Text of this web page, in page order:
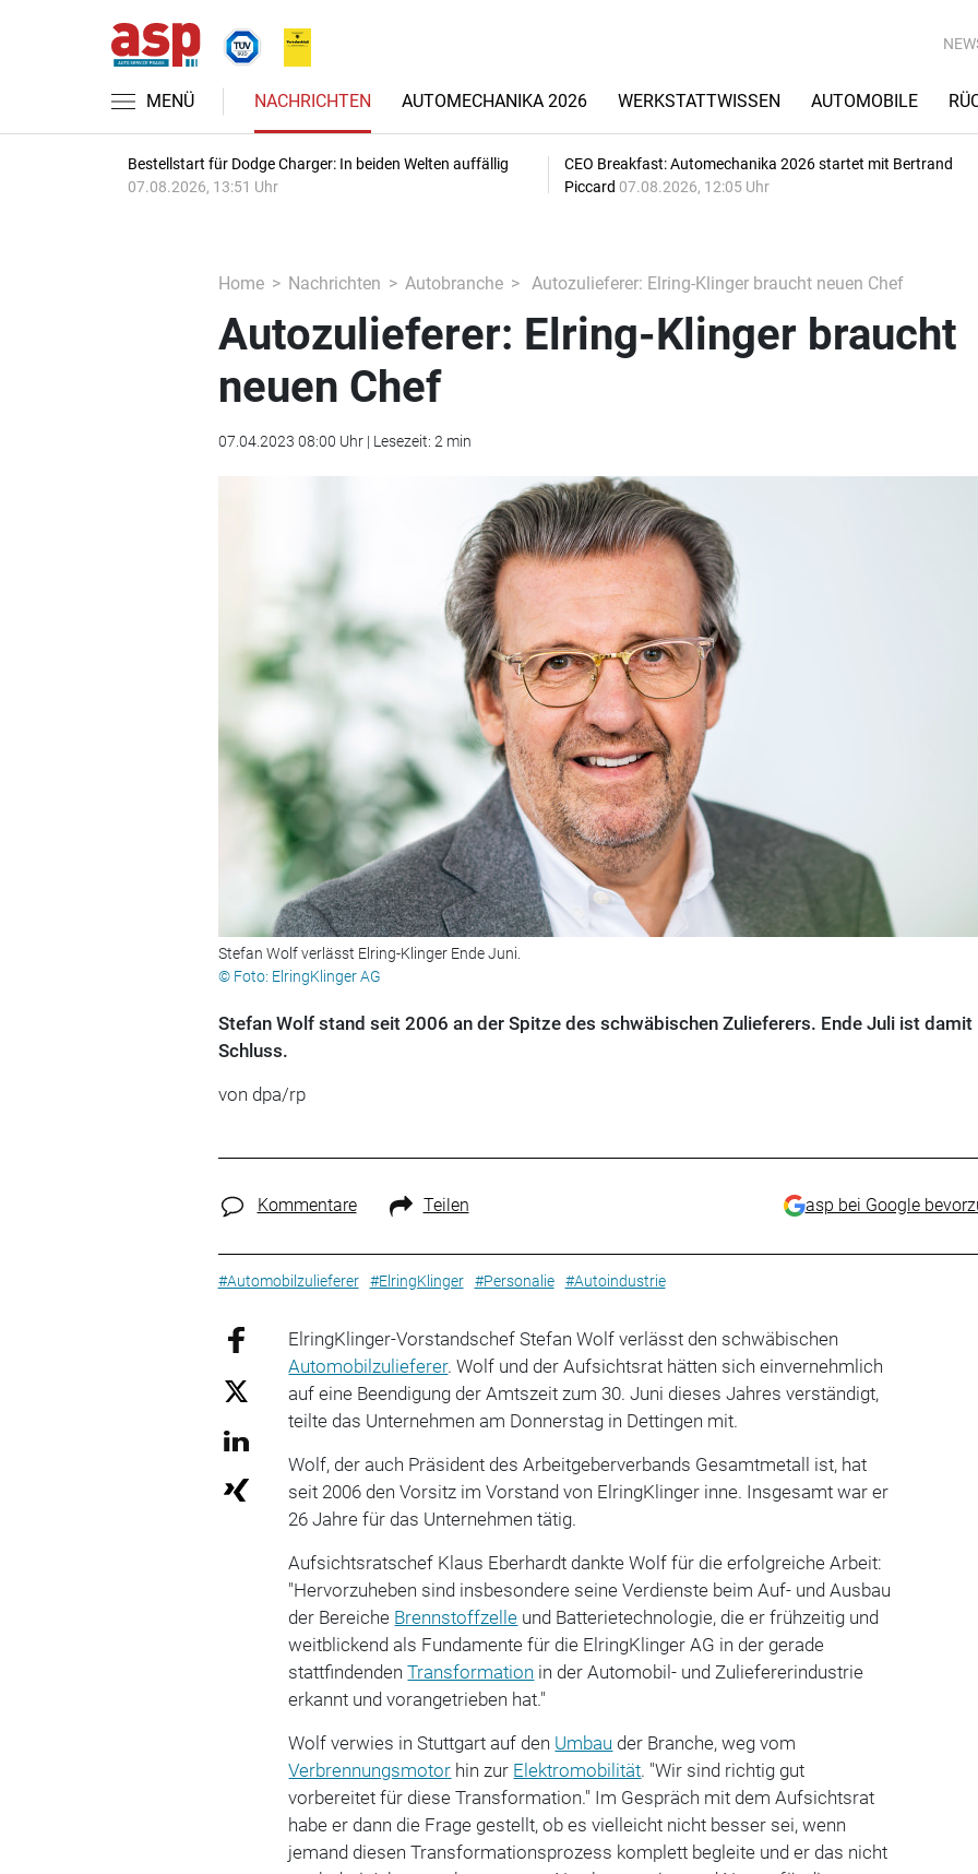
MENÜ NACHRICHTEN AUTOMECHANIKA 2026 WERKSTATTWISSEN AUTOMOBILE
Bestellstart für Dodge Charger: In beiden Welten auffällig
07.08.2026, 13:51 Uhr
CEO Breakfast: Automechanika 2026 startet mit Bertrand
Piccard 07.08.2026, 12:05 Uhr
Home Nachrichten Autobranche Autozulieferer: Elring-Klinger braucht neuen Chef
Autozulieferer: Elring-Klinger braucht
neuen Chef
07.04.2023 08:00 Uhr | Lesezeit: 2 min
Stefan Wolf verlässt Elring-Klinger Ende Juni.
© Foto: ElringKlinger AG
Stefan Wolf stand seit 2006 an der Spitze des schwäbischen Zulieferers. Ende Juli ist damit
Schluss.
von dpa/rp
Kommentare Teilen asp bei Google
#Automobilzulieferer #ElringKlinger #Personalie #Autoindustrie
ElringKlinger-Vorstandschef Stefan Wolf verlässt den schwäbischen
Automobilzulieferer. Wolf und der Aufsichtsrat hätten sich einvernehmlich
auf eine Beendigung der Amtszeit zum 30. Juni dieses Jahres verständigt,
teilte das Unternehmen am Donnerstag in Dettingen mit.
Wolf, der auch Präsident des Arbeitgeberverbands Gesamtmetall ist, hat
seit 2006 den Vorsitz im Vorstand von ElringKlinger inne. Insgesamt war er
26 Jahre für das Unternehmen tätig.
Aufsichtsratschef Klaus Eberhardt dankte Wolf für die erfolgreiche Arbeit:
"Hervorzuheben sind insbesondere seine Verdienste beim Auf- und Ausbau
der Bereiche Brennstoffzelle und Batterietechnologie, die er frühzeitig und
weitblickend als Fundamente für die ElringKlinger AG in der gerade
stattfindendenTransformation in der Automobil- und Zuliefererindustrie
erkannt und vorangetrieben hat."
Wolf verwies in Stuttgart auf den Umbau der Branche, weg vom
Verbrennungsmotor hin zur Elektromobilität. "Wir sind richtig gut
vorbereitet für diese Transformation." Im Gespräch mit dem Aufsichtsrat
habe er dann die Frage gestellt, ob es vielleicht nicht besser sei, wenn
jemand diesen Transformationsprozess komplett begleite und er das nicht